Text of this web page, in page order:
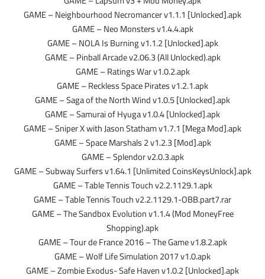
GAME – Neighbourhood Necromancer v1.1.1 [Unlocked].apk
GAME – Neo Monsters v1.4.4.apk
GAME – NOLA Is Burning v1.1.2 [Unlocked].apk
GAME – Pinball Arcade v2.06.3 (All Unlocked).apk
GAME – Ratings War v1.0.2.apk
GAME – Reckless Space Pirates v1.2.1.apk
GAME – Saga of the North Wind v1.0.5 [Unlocked].apk
GAME – Samurai of Hyuga v1.0.4 [Unlocked].apk
GAME – Sniper X with Jason Statham v1.7.1 [Mega Mod].apk
GAME – Space Marshals 2 v1.2.3 [Mod].apk
GAME – Splendor v2.0.3.apk
GAME – Subway Surfers v1.64.1 [Unlimited CoinsKeysUnlock].apk
GAME – Table Tennis Touch v2.2.1129.1.apk
GAME – Table Tennis Touch v2.2.1129.1-OBB.part7.rar
GAME – The Sandbox Evolution v1.1.4 (Mod MoneyFree
Shopping).apk
GAME – Tour de France 2016 – The Game v1.8.2.apk
GAME – Wolf Life Simulation 2017 v1.0.apk
GAME – Zombie Exodus- Safe Haven v1.0.2 [Unlocked].apk